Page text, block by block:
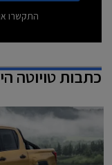
התקשרו
כתבותטויוטה